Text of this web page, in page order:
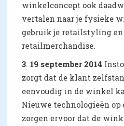
winkelconcept ook
vertalen naar je fysieke
gebruik je retailstyling en
retailmerchandise.
3. 19 september 2014
zorgt dat de klant
eenvoudig in de winkel
Nieuwe technologieën
zorgen ervoor dat de